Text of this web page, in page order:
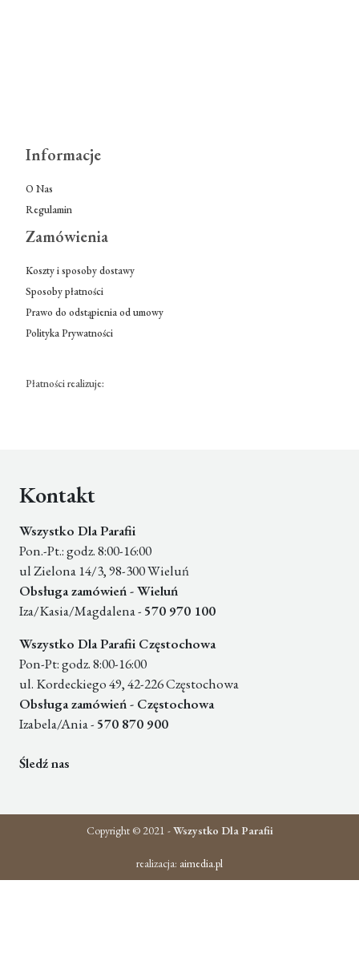
Informacje
O Nas
Regulamin
Zamówienia
Koszty i sposoby dostawy
Sposoby płatności
Prawo do odstąpienia od umowy
Polityka Prywatności
Płatności realizuje:
Kontakt
Wszystko Dla Parafii
Pon.-Pt.: godz. 8:00-16:00
ul Zielona 14/3, 98-300 Wieluń
Obsługa zamówień - Wieluń
Iza/Kasia/Magdalena - 570 970 100
Wszystko Dla Parafii Częstochowa
Pon-Pt: godz. 8:00-16:00
ul. Kordeckiego 49, 42-226 Częstochowa
Obsługa zamówień - Częstochowa
Izabela/Ania - 570 870 900
Śledź nas
Copyright © 2021 -Wszystko Dla Parafii
realizacja: aimedia.pl